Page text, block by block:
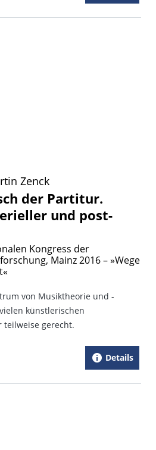
Zenck
der Partitur.
und post-
Kongress der
Mainz 2016 – »Wege
von Musiktheorie und -
künstlerischen
teilweise gerecht.
Details